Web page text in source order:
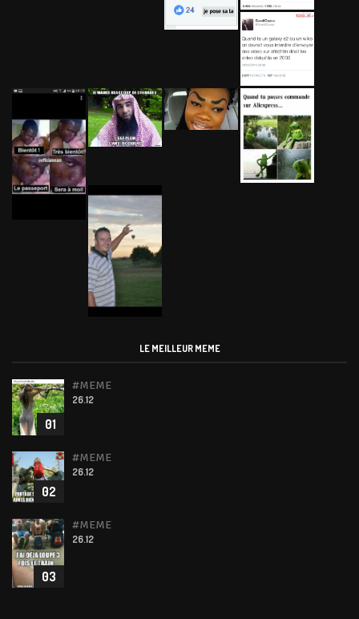
LE MEILLEUR MEME
01
#MEME
26.12
02
#MEME
26.12
03
#MEME
26.12